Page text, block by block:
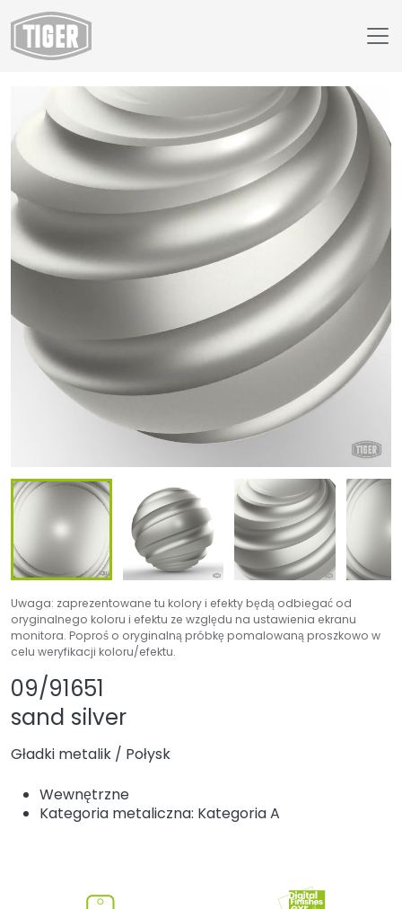
Webshop
09/91651 - sand silver
Uwaga: zaprezentowane tu kolory i efekty będą odbiegać od
oryginalnego koloru i efektu ze względu na ustawienia ekranu
monitora. Poproś o oryginalną próbkę pomalowaną proszkowo w
celu weryfikacji koloru/efektu.
09/91651
sand silver
Gładki metalik / Połysk
Wewnętrzne
Kategoria metaliczna: Kategoria A